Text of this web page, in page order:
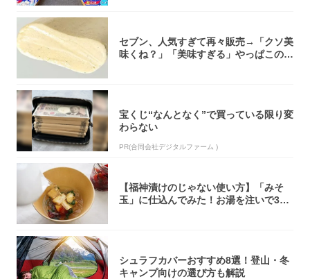
セブン、人気すぎて再々販売→「クソ美
味くね？」「美味すぎる」やっぱこのク
宝くじ“なんとなく”で買っている限り変
わらない
PR(合同会社デジタルファーム )
【福神漬けのじゃない使い方】「みそ
玉」に仕込んでみた！お湯を注いで30
シュラフカバーおすすめ8選！登山・冬
キャンプ向けの選び方も解説